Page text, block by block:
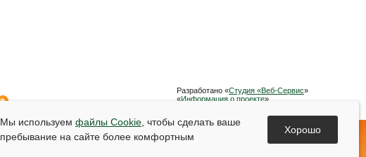
Разработано «Студия «Веб-Сервис»
«Информация о проекте»
Мы используем файлы Cookie , чтобы сделать ваше
пребывание на сайте более комфортным
Хорошо